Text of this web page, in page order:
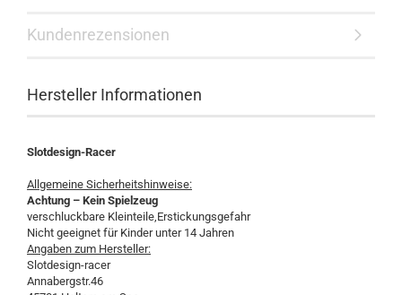
Kundenrezensionen
Hersteller Informationen
Slotdesign-Racer
Allgemeine Sicherheitshinweise:
Achtung – Kein Spielzeug
verschluckbare Kleinteile,Erstickungsgefahr
Nicht geeignet für Kinder unter 14 Jahren
Angaben zum Hersteller:
Slotdesign-racer
Annabergstr.46